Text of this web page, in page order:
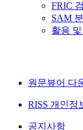
FRIC
SAM
활용
원문뷰어 다
RISS 개인정
공지사항